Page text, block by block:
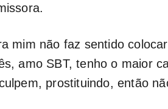
mim não faz sentido
amo SBT, tenho o maior
prostituindo, então